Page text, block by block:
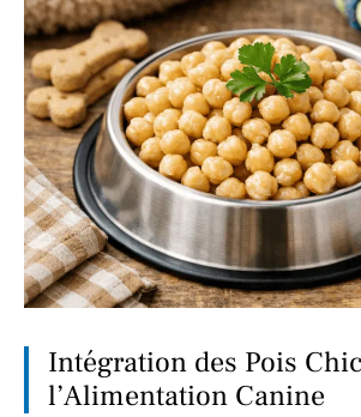
Intégration des Pois
l’Alimentation Canine